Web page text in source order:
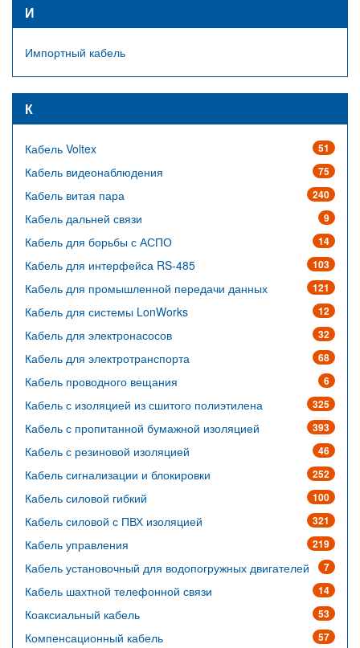
И
Импортный кабель
К
51
Кабель Voltex
75
Кабель видеонаблюдения
240
Кабель витая пара
9
Кабель дальней связи
14
Кабель для борьбы с АСПО
103
Кабель для интерфейса RS-485
121
Кабель для промышленной передачи данных
12
Кабель для системы LonWorks
32
Кабель для электронасосов
68
Кабель для электротранспорта
6
Кабель проводного вещания
325
Кабель с изоляцией из сшитого полиэтилена
393
Кабель с пропитанной бумажной изоляцией
46
Кабель с резиновой изоляцией
252
Кабель сигнализации и блокировки
100
Кабель силовой гибкий
321
Кабель силовой с ПВХ изоляцией
219
Кабель управления
7
Кабель установочный для водопогружных двигателей
14
Кабель шахтной телефонной связи
53
Коаксиальный кабель
57
Компенсационный кабель